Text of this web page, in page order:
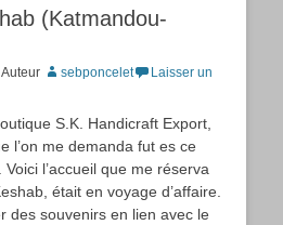
(Katmandou-
Auteur sebponcelet
Laisser un
S.K. Handicraft Export,
l’on me demanda fut es ce
l’accueil que me réserva
était en voyage d’affaire.
des souvenirs en lien avec le